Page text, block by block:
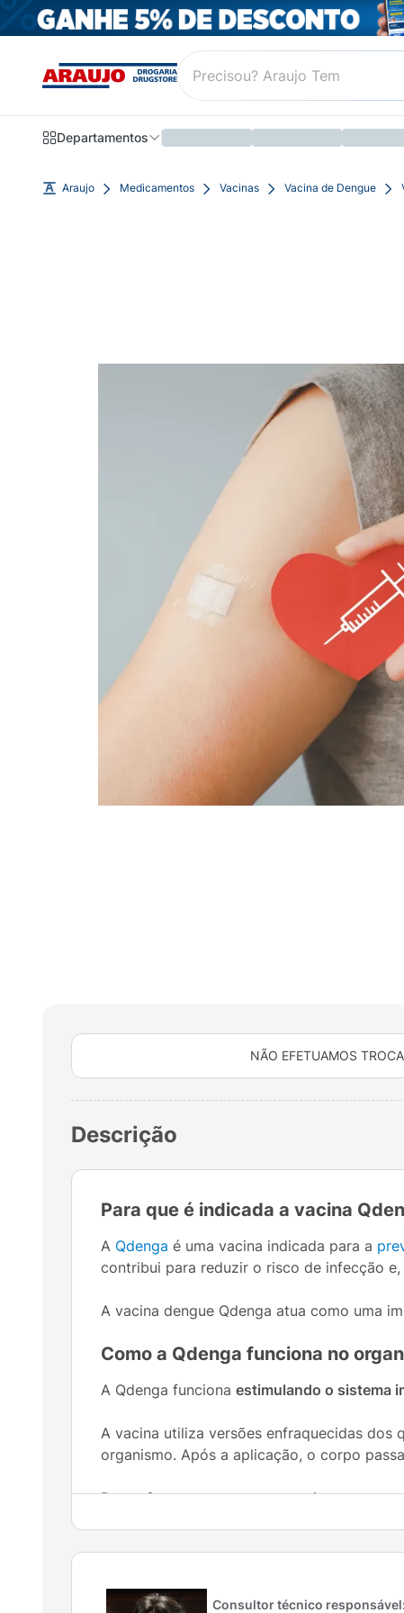
Departamentos
Araujo Medicamentos Vacinas Vacina de Dengue
NÃO EFETUAMOS
Descrição
Para que é indicada a vacina
A Qdenga é uma vacina indicada para a
contribui para reduzir o risco de infecção
A vacina dengue Qdenga atua como uma
Como a Qdenga funciona no
A Qdenga funciona estimulando o sistema
A vacina utiliza versões enfraquecidas dos
organismo. Após a aplicação, o corpo
Dessa forma, caso a pessoa seja exposta
, reduzindo o risco de desenvolver a
a infecção.
Consultor técnico responsável: